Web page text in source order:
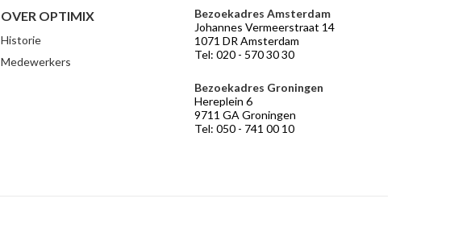
OVER OPTIMIX
Historie
Medewerkers
Bezoekadres Amsterdam
Johannes Vermeerstraat 14
1071 DR Amsterdam
Tel: 020 - 570 30 30
Bezoekadres Groningen
Hereplein 6
9711 GA Groningen
Tel: 050 - 741 00 10